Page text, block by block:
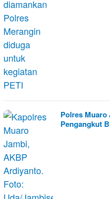
Polres Muaro
Pengangkut